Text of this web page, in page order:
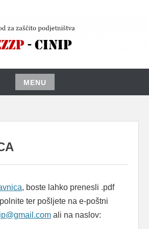
MENU
, boste lahko prenesli .pdf
ter pošljete na e-poštni
ali na naslov: